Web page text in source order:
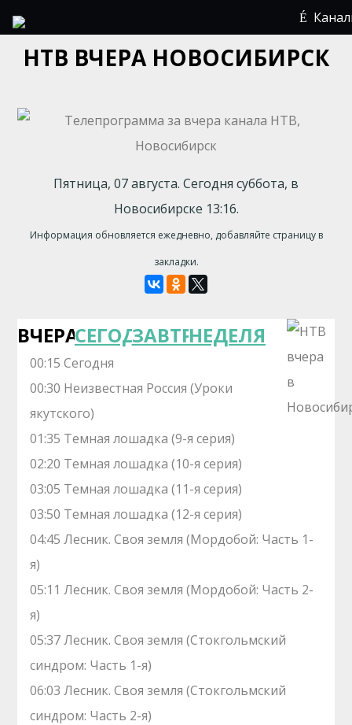
НТВ ВЧЕРА НОВОСИБИРСК
Пятница, 07 августа. Сегодня суббота, в
Новосибирске 13:16.
Информация обновляется ежедневно, добавляйте страницу в
закладки.
ВЧЕРАСЕГОДНЯЗАВТРАНЕДЕЛЯ
00:15 Сегодня
00:30 Неизвестная Россия (Уроки
якутского)
01:35 Темная лошадка (9-я серия)
02:20 Темная лошадка (10-я серия)
03:05 Темная лошадка (11-я серия)
03:50 Темная лошадка (12-я серия)
04:45 Лесник. Своя земля (Мордобой: Часть 1-
я)
05:11 Лесник. Своя земля (Мордобой: Часть 2-
я)
05:37 Лесник. Своя земля (Стокгольмский
синдром: Часть 1-я)
06:03 Лесник. Своя земля (Стокгольмский
синдром: Часть 2-я)